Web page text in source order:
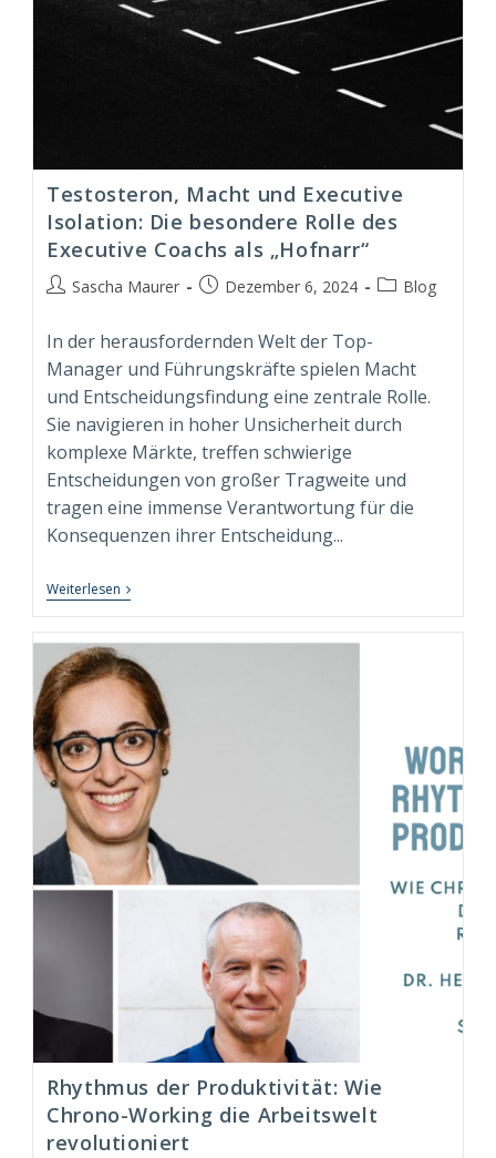
Testosteron, Macht und Executive
Isolation: Die besondere Rolle des
Executive Coachs als „Hofnarr“
Beitrags-
Sascha Maurer
BeitragDezember 6, 2024
Beitrags-
Blog
In der herausfordernden Welt der Top-
Manager und Führungskräfte spielen Macht
und Entscheidungsfindung eine zentrale Rolle.
Sie navigieren in hoher Unsicherheit durch
komplexe Märkte, treffen schwierige
Entscheidungen von großer Tragweite und
tragen eine immense Verantwortung für die
Konsequenzen ihrer Entscheidung...
Weiterlesen Testosteron,
Macht
Executive
Isolation:
Die
Besondere
Rolle
Des
Executive
Coachs
Als
„Hofnarr“
Rhythmus der Produktivität: Wie
Chrono-Working die Arbeitswelt
revolutioniert